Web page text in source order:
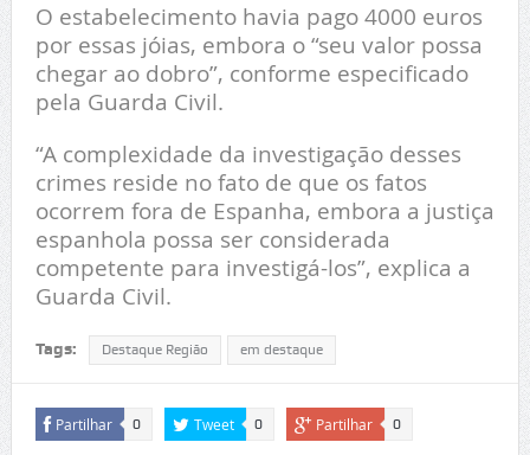
O estabelecimento havia pago 4000 euros
por essas jóias, embora o “seu valor possa
chegar ao dobro”, conforme especificado
pela Guarda Civil.
“A complexidade da investigação desses
crimes reside no fato de que os fatos
ocorrem fora de Espanha, embora a justiça
espanhola possa ser considerada
competente para investigá-los”, explica a
Guarda Civil.
Tags: Destaque Região em destaque
Partilhar 0 Tweet 0 Partilhar 0